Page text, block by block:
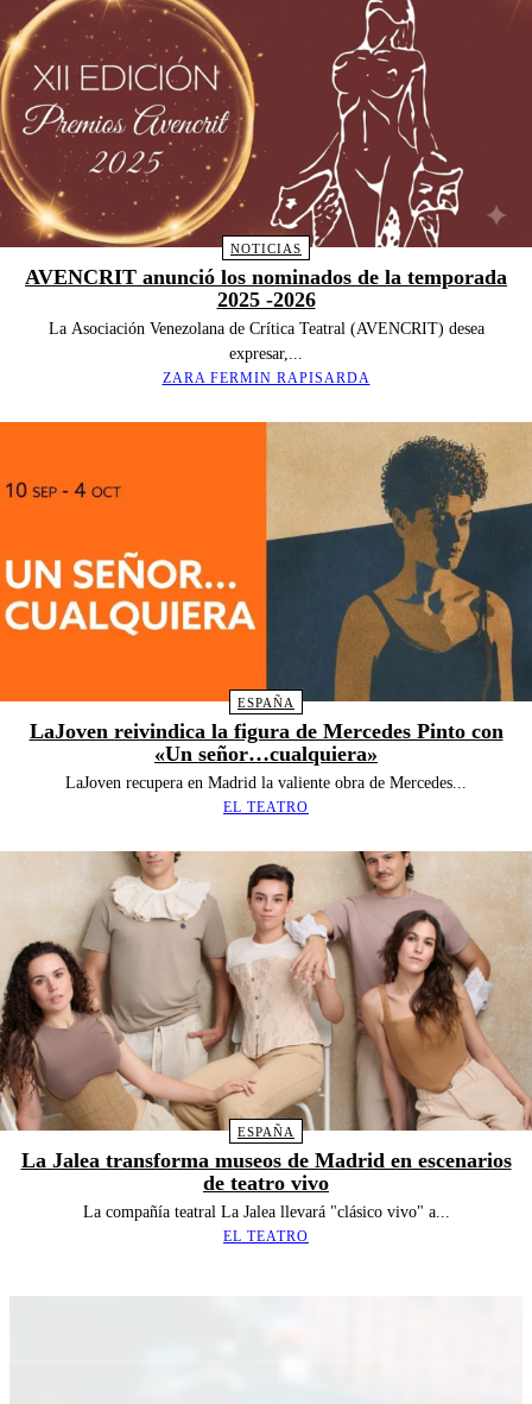
NOTICIAS
AVENCRIT anunció los nominados de la temporada
2025 -2026
La Asociación Venezolana de Crítica Teatral (AVENCRIT) desea
expresar,...
ZARA FERMIN RAPISARDA
ESPAÑA
LaJoven reivindica la figura de Mercedes Pinto con
«Un señor…cualquiera»
LaJoven recupera en Madrid la valiente obra de Mercedes...
EL TEATRO
ESPAÑA
La Jalea transforma museos de Madrid en escenarios
de teatro vivo
La compañía teatral La Jalea llevará "clásico vivo" a...
EL TEATRO